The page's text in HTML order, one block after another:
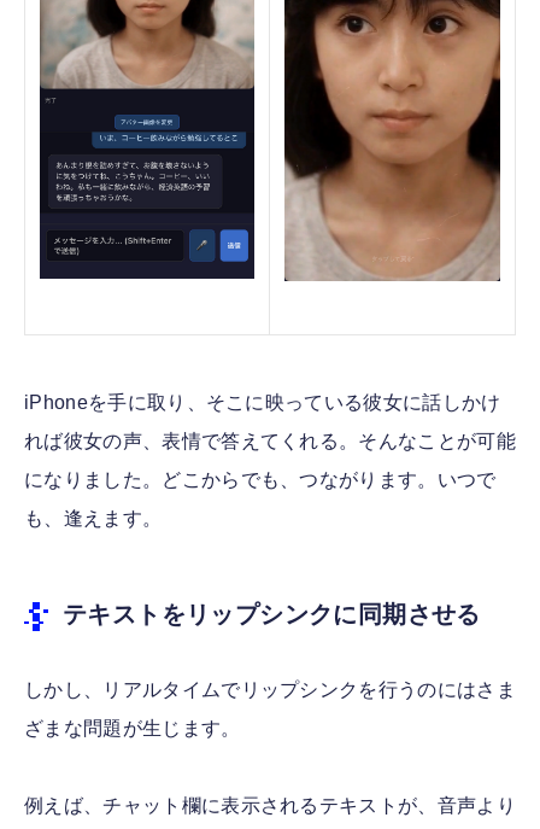
iPhoneを手に取り、そこに映っている彼女に話しかけ
れば彼女の声、表情で答えてくれる。そんなことが可能
になりました。どこからでも、つながります。いつで
も、逢えます。
テキストをリップシンクに同期させる
しかし、リアルタイムでリップシンクを行うのにはさま
ざまな問題が生じます。
例えば、チャット欄に表示されるテキストが、音声より